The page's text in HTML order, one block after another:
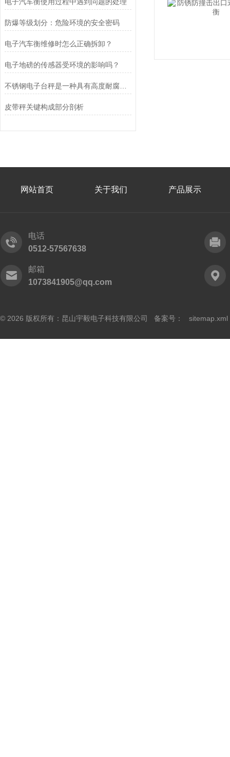
防爆等级划分：危险环境的安全密码
电子汽车衡维修时怎么正确拆卸？
电子地磅的传感器受环境的影响吗？
不锈钢电子台秤是一种具有高度耐腐蚀性和精确称重能力的设备
皮带秤关键构成部分剖析
网站首页 关于我们 产品展示
电话
0512-57567638
邮箱
1073841905@qq.com
© 2026 版权所有：昆山宇毅电子科技有限公司 备案号： sitemap.xml